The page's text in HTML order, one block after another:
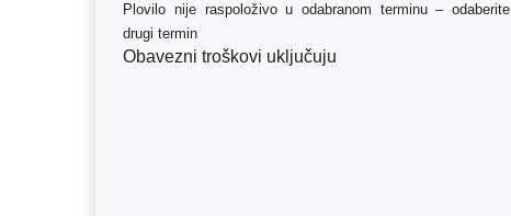
Plovilo nije raspoloživo u odabranom terminu – odaberite
drugi termin
Obavezni troškovi uključuju